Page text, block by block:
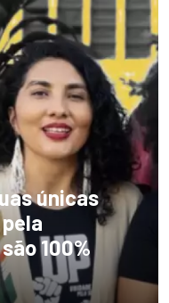
únicas
100%